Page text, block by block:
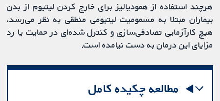
هرچند استفاده از همودیالیز برای خارج کردن لیتیوم از بدن
بیماران مبتلا به مسمومیت لیتیومی منطقی به نظر می‌رسد،
هیچ کارآزمایی تصادفی‌سازی و کنترل شده‌ای در حمایت یا رد
مزایای این درمان به دست نیامده است.
مطالعه چکیده کامل